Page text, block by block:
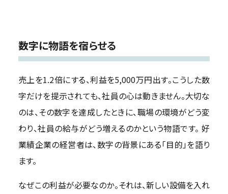
数字に物語を宿らせる
売上を1.2倍にする、利益を5,000万円出す。こうした数
字だけを提示されても、社員の心は動きません。大切な
のは、その数字を達成したときに、職場の環境がどう変
わり、社員の給与がどう増えるのかという物語です。 好
業績企業の経営者は、数字の背景にある「目的」を語り
ます。
なぜこの利益が必要なのか。それは、新しい設備を入れ